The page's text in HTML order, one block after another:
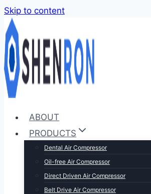
Skip to content
ABOUT
PRODUCTS
Dental Air Compressor
Oil-free Air Compressor
Direct Driven Air Compressor
Belt Drive Air Compressor